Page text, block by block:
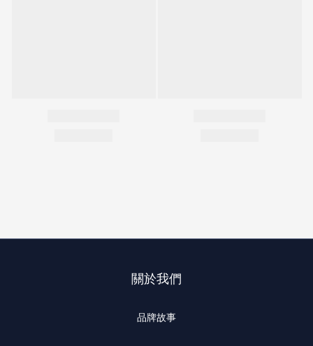
關於我們
品牌故事